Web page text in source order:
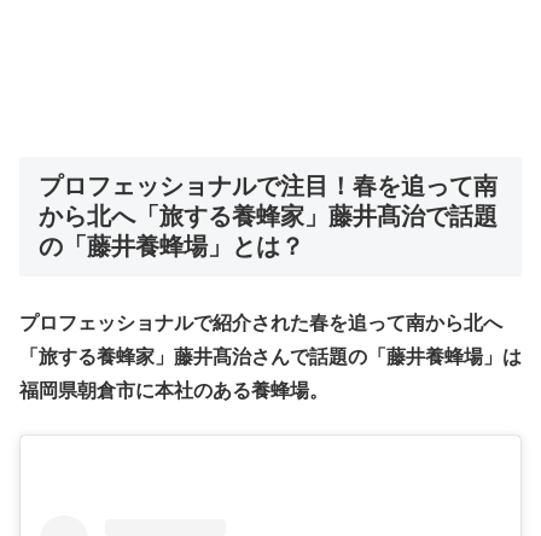
プロフェッショナルで注目！ 春を追って南
から北へ「旅する養蜂家」藤井髙治で話題
の「藤井養蜂場」
とは？
プロフェッショナルで紹介された春を追って南から北へ
「旅する養蜂家」藤井髙治さんで話題の「藤井養蜂場」は
福岡県朝倉市に本社のある養蜂場。